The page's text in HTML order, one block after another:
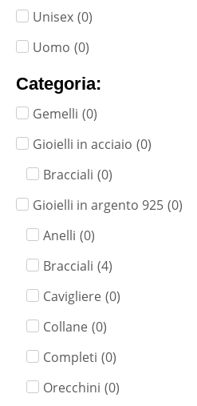
Unisex (0)
Uomo (0)
Categoria:
Gemelli (0)
Gioielli in acciaio (0)
Bracciali (0)
Gioielli in argento 925 (0)
Anelli (0)
Bracciali (4)
Cavigliere (0)
Collane (0)
Completi (0)
Orecchini (0)